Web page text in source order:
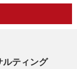
ルティング